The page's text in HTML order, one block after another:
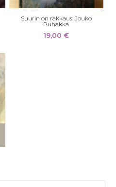
Suurin on rakkaus: Jouko
Puhakka
19,00€